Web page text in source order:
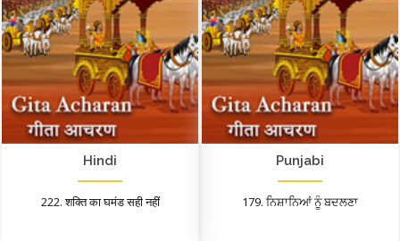
Hindi
222. शक्ति का घमंड सही नहीं
Punjabi
179. ਨਿਸ਼ਾਨਿਆਂ ਨੂੰ ਬਦਲਣਾ